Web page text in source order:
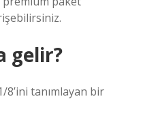
gelir?
tanımlayan bir